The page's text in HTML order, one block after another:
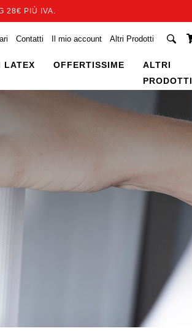
28€ PIÙ IVA.
Contatti Il mio account Altri Prodotti
LATEX OFFERTISSIME
ALTRI
PRODOTTI